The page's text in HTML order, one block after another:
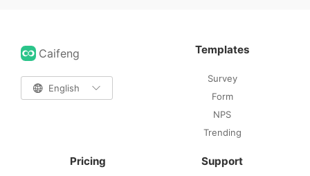
Caifeng
 English 
Templates
Survey
Form
NPS
Trending
Pricing Support